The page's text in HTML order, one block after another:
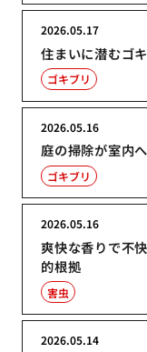
住まいに潜むゴ
2026.05.17
ゴキブリ
庭の掃除が室内
2026.05.16
ゴキブリ
爽快な香りで不
的根拠
2026.05.16
害虫
2026.05.14